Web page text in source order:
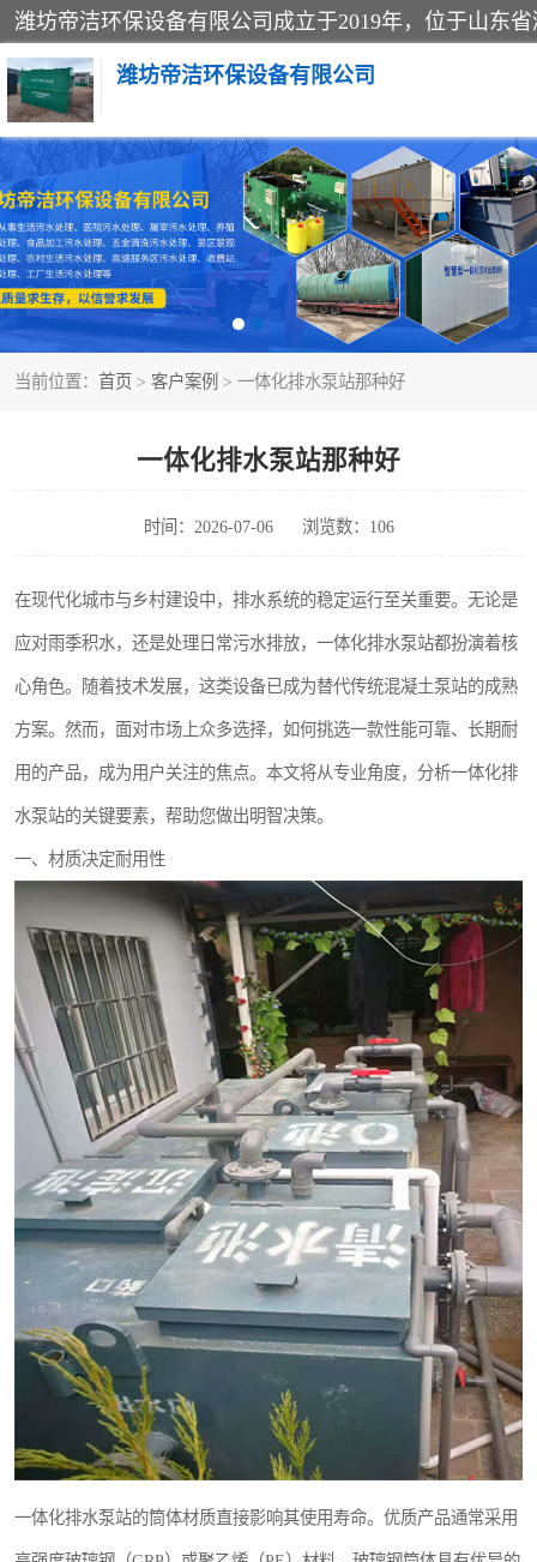
潍坊帝洁环保设备有限公司
当前位置： 首页 > 客户案例 > 一体化排水泵站那种好
一体化排水泵站那种好
时间：2026-07-06 浏览数：106
在现代化城市与乡村建设中，排水系统的稳定运行至关重要。无论是
应对雨季积水，还是处理日常污水排放，一体化排水泵站都扮演着核
心角色。随着技术发展，这类设备已成为替代传统混凝土泵站的成熟
方案。然而，面对市场上众多选择，如何挑选一款性能可靠、长期耐
用的产品，成为用户关注的焦点。本文将从专业角度，分析一体化排
水泵站的关键要素，帮助您做出明智决策。
一、材质决定耐用性
一体化排水泵站的筒体材质直接影响其使用寿命。优质产品通常采用
一体化提升泵站
一体化生活污水处理设备
医院污水处理设备
玻璃钢一体化污水处理设备
食品加工污水处理设备
高速服务区收费站污水处理设备
海鲜加工污水处理设备
UASB厌氧塔
风电场变电站污水处理设备
疾控中心一体化设备处理
餐具消毒污水处理设备
纺织印染污水处理设备
塑料编织袋一体化污水处理设备
整形医院污水处理设备
酿酒厂一体化污水处理设备
生活一体化污水处理设备
酒店污水处理设备
复合二氧化氯发生器污水处理设备